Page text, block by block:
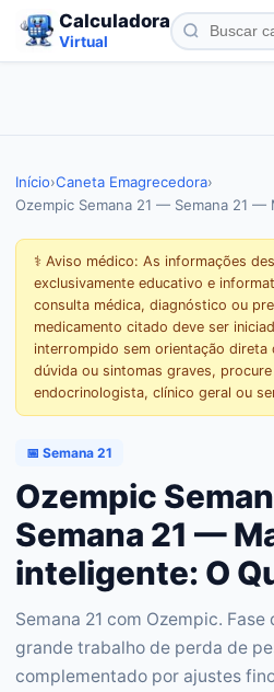
Calculadora
Virtual
Início›Caneta Emagrecedora›
Ozempic Semana 21 — Semana 21 —
⚕️ Aviso médico: As informações
exclusivamente educativo e
consulta médica, diagnóstico ou
medicamento citado deve ser
interrompido sem orientação direta
dúvida ou sintomas graves,
endocrinologista, clínico geral ou
📅 Semana 21
Ozempic
Semana 21 —
inteligente: O
Semana 21 com Ozempic.
grande trabalho de perda de
complementado por ajustes